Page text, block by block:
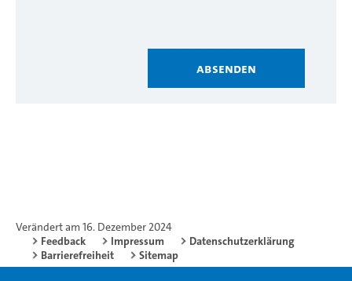
Absenden
Verändert am 16. Dezember 2024
Feedback
Impressum
Datenschutzerklärung
Barrierefreiheit
Sitemap